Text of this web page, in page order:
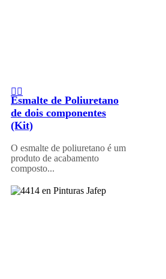
Esmalte de Poliuretano
de dois componentes
(Kit)
O esmalte de poliuretano é um
produto de acabamento
composto...